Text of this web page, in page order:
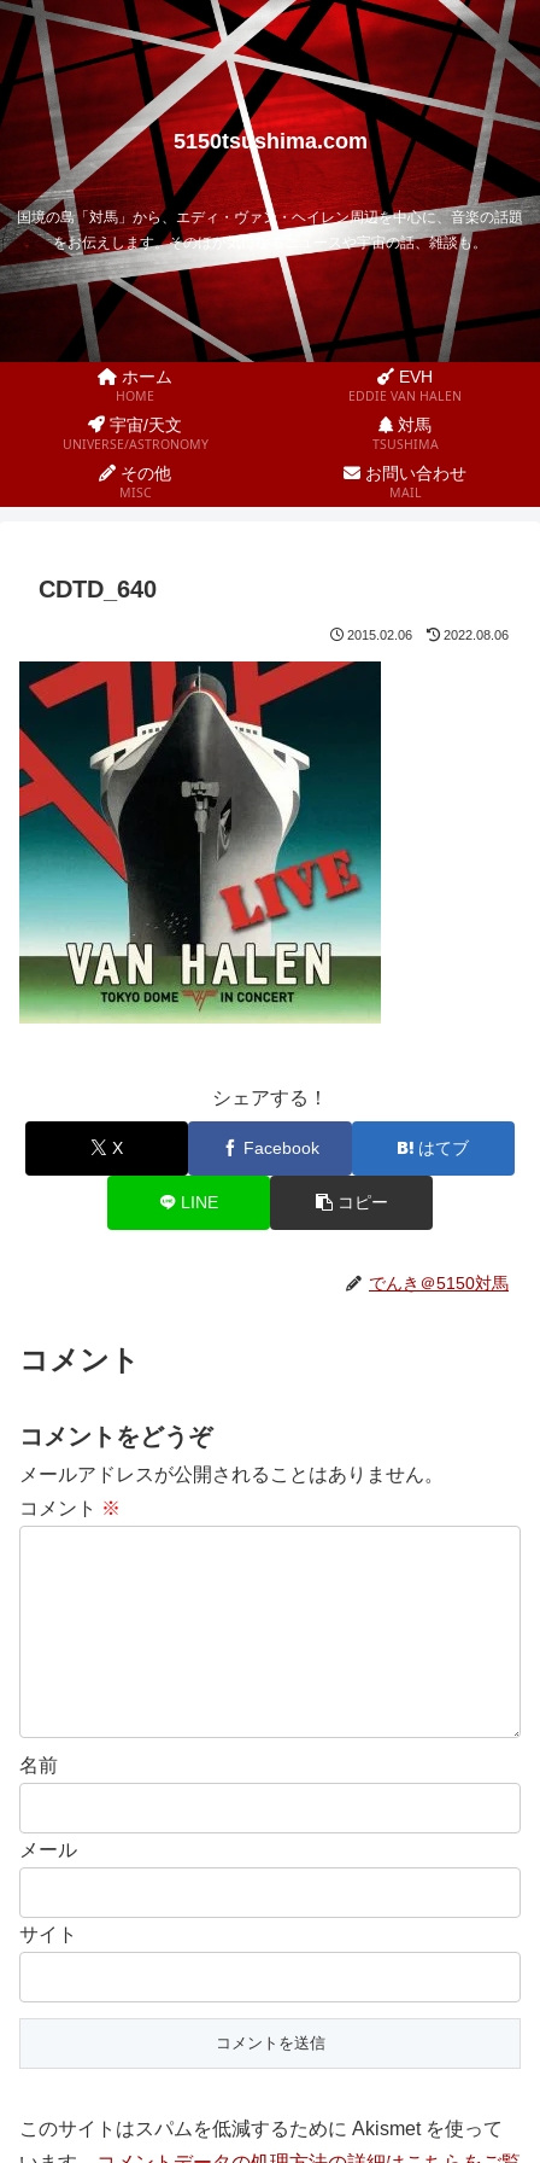
5150tsushima.com
国境の島「対馬」から、エディ・ヴァン・ヘイレン周辺を中心に、音楽の話題
をお伝えします。そのほか気になるニュースや宇宙の話、雑談も。
ホーム
HOME
EVH
EDDIE VAN HALEN
宇宙/天文
UNIVERSE/ASTRONOMY
対馬
TSUSHIMA
その他
MISC
お問い合わせ
MAIL
CDTD_640
2015.02.06 2022.08.06
シェアする！
X Facebook はてブ
LINE コピー
でんき＠5150対馬
コメント
コメントをどうぞ
メールアドレスが公開されることはありません。
コメント ※
名前
メール
サイト
このサイトはスパムを低減するために Akismet を使って